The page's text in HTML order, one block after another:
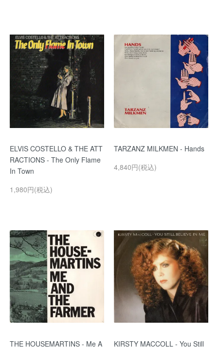
ELVIS COSTELLO & THE ATT
RACTIONS - The Only Flame
In Town
1,980円(税込)
TARZANZ MILKMEN - Hands
4,840円(税込)
THE HOUSEMARTINS - Me A
KIRSTY MACCOLL - You Still